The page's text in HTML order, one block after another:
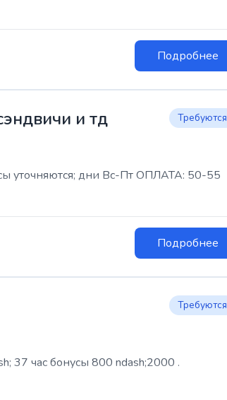
Подробнее
и тд Требуются
уточняются; дни Вс-Пт ОПЛАТА: 50-55
Подробнее
Требуются
37 час бонусы 800 ndash;2000 .